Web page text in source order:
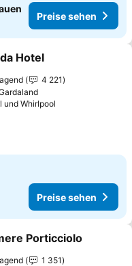
Preise sehen
hinzufügen
Hotel
4 221
und Whirlpool
Preise sehen
hinzufügen
Porticciolo
1 351